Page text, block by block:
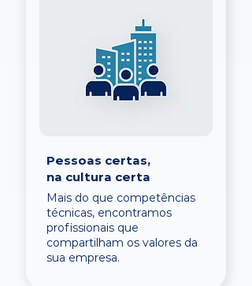
Pessoas certas,
na cultura certa
Mais do que competências
técnicas, encontramos
profissionais que
compartilham os valores da
sua empresa.